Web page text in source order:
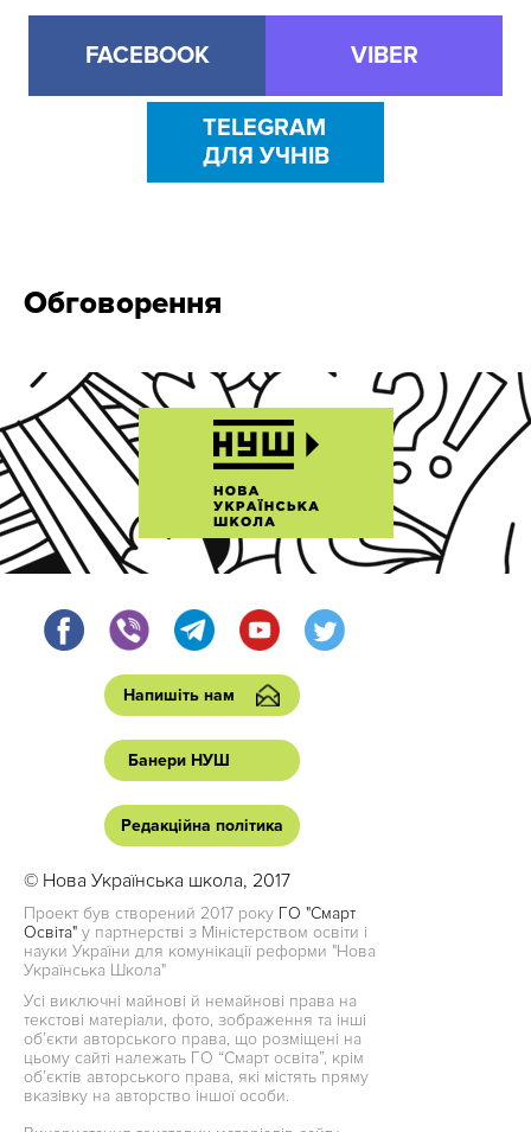
FACEBOOK VIBER
TELEGRAM
ДЛЯ УЧНІВ
Обговорення
Напишіть нам
Банери НУШ
Редакційна політика
© Нова Українська школа, 2017
Проект був створений 2017 року ГО "Смарт
Освіта" у партнерстві з Міністерством освіти і
науки України для комунікації реформи "Нова
Українська Школа"
Усі виключні майнові й немайнові права на
текстові матеріали, фото, зображення та інші
об’єкти авторського права, що розміщені на
цьому сайті належать ГО “Смарт освіта”, крім
об’єктів авторського права, які містять пряму
вказівку на авторство іншої особи.